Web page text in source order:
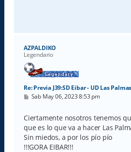
AZPALDIKO
Legendario
Re: Previa J39:SD Eibar - UD Las
M
s
a
j
e
Sab May 06, 2023 8:53 pm
Ciertamente nosotros tenemos
que es lo que va a hacer Las
Sin miedos, a por los pío pío
!!!GORA EIBAR!!!